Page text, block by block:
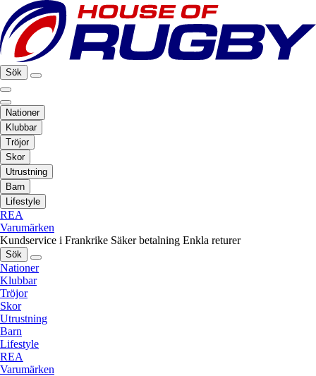
Sök
Nationer
Klubbar
Tröjor
Skor
Utrustning
Barn
Lifestyle
REA
Varumärken
Kundservice i Frankrike Säker betalning Enkla returer
Sök
Nationer
Klubbar
Tröjor
Skor
Utrustning
Barn
Lifestyle
REA
Varumärken